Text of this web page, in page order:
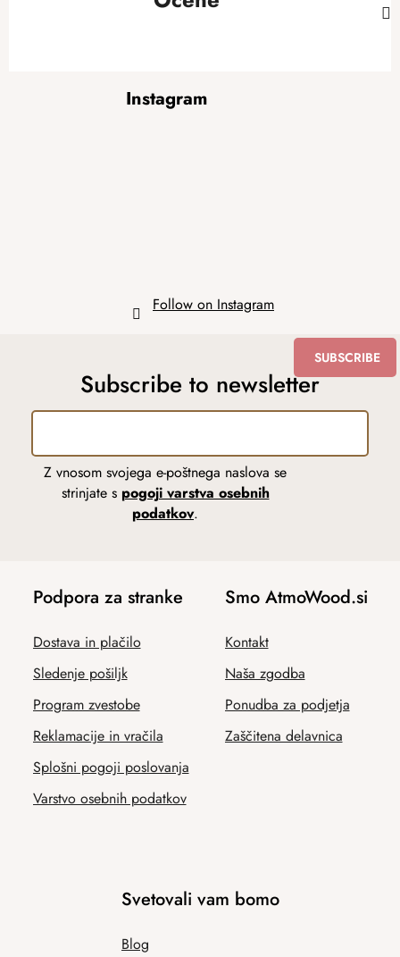
Instagram
Follow on Instagram
Subscribe to newsletter
Z vnosom svojega e-poštnega naslova se
strinjate s pogoji varstva osebnih
podatkov.
SUBSCRIBE
Podpora za stranke
Dostava in plačilo
Sledenje pošiljk
Program zvestobe
Reklamacije in vračila
Splošni pogoji poslovanja
Varstvo osebnih podatkov
Smo AtmoWood.si
Kontakt
Naša zgodba
Ponudba za podjetja
Zaščitena delavnica
Svetovali vam bomo
Blog